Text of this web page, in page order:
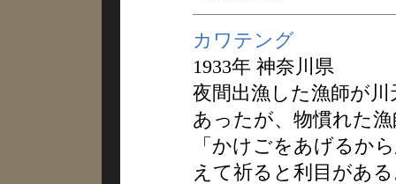
カワテング
1933年 神奈川県
夜間出漁した漁師が
あったが、物慣れた
「かけごをあげるか
えて祈ると利目があ